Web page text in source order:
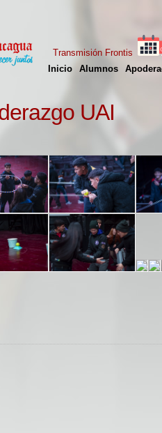
Inicio Alumnos
Transmisión Frontis
UAI